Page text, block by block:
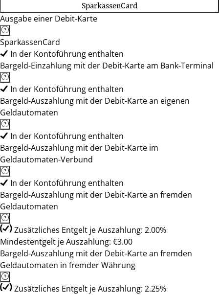
SparkassenCard
Ausgabe einer Debit-Karte
SparkassenCard
In der Kontoführung enthalten
Bargeld-Einzahlung mit der Debit-Karte am Bank-Terminal
In der Kontoführung enthalten
Bargeld-Auszahlung mit der Debit-Karte an eigenen
Geldautomaten
In der Kontoführung enthalten
Bargeld-Auszahlung mit der Debit-Karte im
Geldautomaten-Verbund
In der Kontoführung enthalten
Bargeld-Auszahlung mit der Debit-Karte an fremden
Geldautomaten
Zusätzliches Entgelt je Auszahlung: 2.00%
Mindestentgelt je Auszahlung: €3.00
Bargeld-Auszahlung mit der Debit-Karte an fremden
Geldautomaten in fremder Währung
Zusätzliches Entgelt je Auszahlung: 2.25%